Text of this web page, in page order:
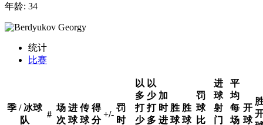
年龄: 34
统计
比赛
季 / 冰球
队
#
场
次
进
球
传
球
得
分
+/-
罚
时
以
多
打
少
以
少
打
多
加
时
进
胜
球
胜
球
罚
球
比
进
球
射
门
平
均
每
场
开
球